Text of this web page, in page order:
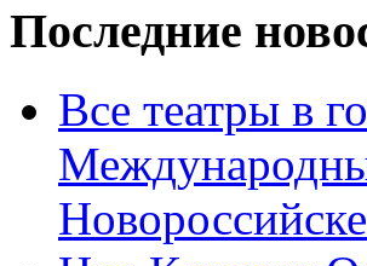
Последние
Все театры в